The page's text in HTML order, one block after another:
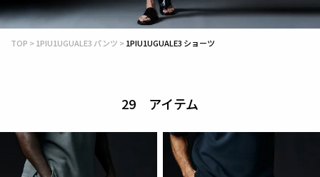
TOP 1PIU1UGUALE3 パンツ 1PIU1UGUALE3 ショーツ
29